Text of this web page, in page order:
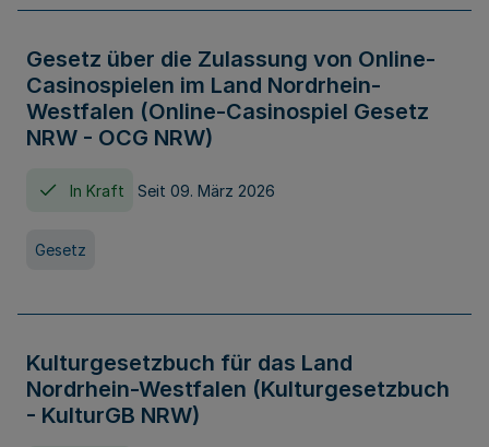
Gesetz über die Zulassung von Online-
Casinospielen im Land Nordrhein-
Westfalen (Online-Casinospiel Gesetz
NRW - OCG NRW)
In Kraft Seit 09. März 2026
Gesetz
Kulturgesetzbuch für das Land
Nordrhein-Westfalen (Kulturgesetzbuch
- KulturGB NRW)